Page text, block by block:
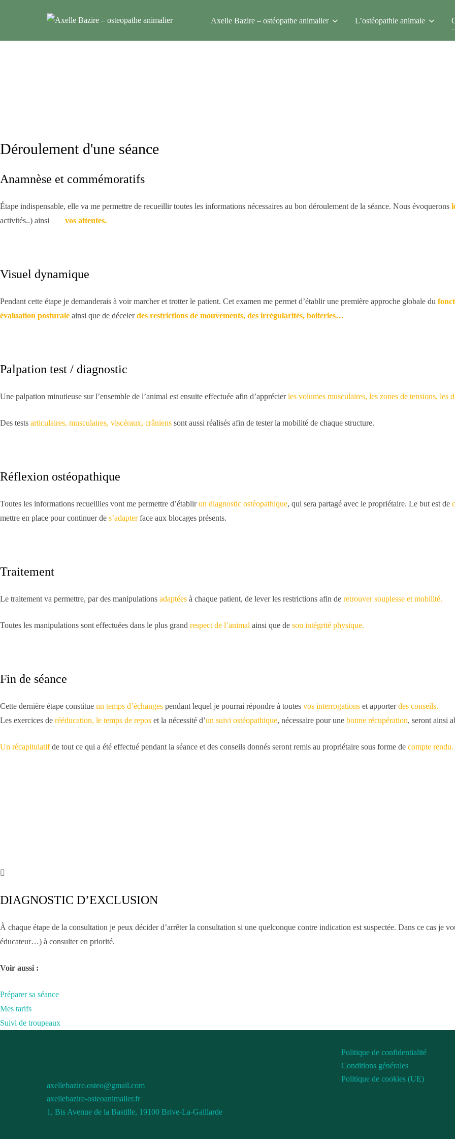
Axelle Bazire – ostéopathe animalier L’ostéopathie animale
Déroulement d'une séance
Anamnèse et commémoratifs
Étape indispensable, elle va me permettre de recueillir toutes les informations nécessaires au bon déroulement de la séance. Nous évoquerons
activités..) ainsi
vos attentes.
Visuel dynamique
Pendant cette étape je demanderais à voir marcher et trotter le patient. Cet examen me permet d’établir une première approche globale du
évaluation posturale ainsi que de décelerdes restrictions de mouvements, des irrégularités, boiteries…
Palpation test / diagnostic
Une palpation minutieuse sur l’ensemble de l’animal est ensuite effectuée afin d’apprécierles volumes musculaires, les zones de tensions, les
Des tests articulaires, musculaires, viscéraux, crâniens sont aussi réalisés afin de tester la mobilité de chaque structure.
Réflexion ostéopathique
Toutes les informations recueillies vont me permettre d’établirun diagnostic ostéopathique, qui sera partagé avec le propriétaire. Le but est de
mettre en place pour continuer de s’adapterface aux blocages présents.
Traitement
Le traitement va permettre, par des manipulations adaptées à chaque patient, de lever les restrictions afin de retrouver souplesse et mobilité.
Toutes les manipulations sont effectuées dans le plus grand respect de l’animal ainsi que de son intégrité physique.
Fin de séance
Cette dernière étape constitue un temps d’échanges pendant lequel je pourrai répondre à toutes vos interrogations et apporterdes conseils.
Les exercices de rééducation, le temps de repos et la nécessité d’un suivi ostéopathique, nécessaire pour une bonne récupération, seront ainsi
Un récapitulatifde tout ce qui a été effectué pendant la séance et des conseils donnés seront remis au propriétaire sous forme de compte rendu.
DIAGNOSTIC D’EXCLUSION
À chaque étape de la consultation je peux décider d’arrêter la consultation si une quelconque contre indication est suspectée. Dans ce cas je
éducateur…) à consulter en priorité.
Voir aussi :
Préparer sa séance
Mes tarifs
Suivi de troupeaux
axellebazire.osteo@gmail.com
axellebazire-osteoanimalier.fr
1, Bis Avenue de la Bastille, 19100 Brive-La-Gaillarde
Politique de confidentialité
Conditions générales
Politique de cookies (UE)